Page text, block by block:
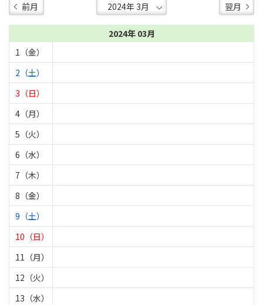
前月 翌月
2024年 03月
1（金）
2（土）
3（日）
4（月）
5（火）
6（水）
7（木）
8（金）
9（土）
10（日）
11（月）
12（火）
13（水）